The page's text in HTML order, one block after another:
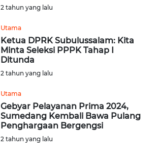
2 tahun yang lalu
Utama
Ketua DPRK Subulussalam: Kita
Minta Seleksi PPPK Tahap I
Ditunda
2 tahun yang lalu
Utama
Gebyar Pelayanan Prima 2024,
Sumedang Kembali Bawa Pulang
Penghargaan Bergengsi
2 tahun yang lalu